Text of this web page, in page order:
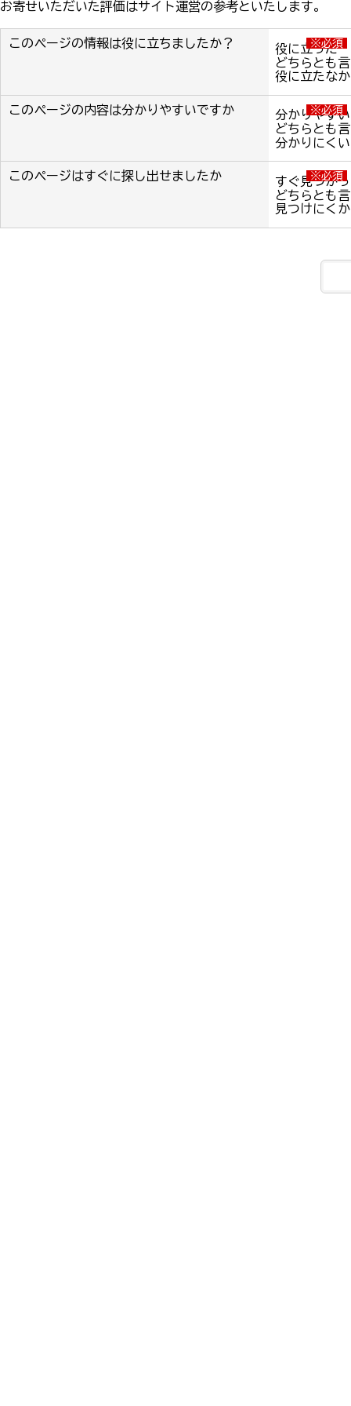
お寄せいただいた評価はサイト運営の参考といたします。
このページの情報は役に立ちましたか？ ※必須
役に立った
どちらとも
役に立たな
このページの内容は分かりやすいですか ※必須
分かりやすい
どちらとも
分かりにくい
このページはすぐに探し出せましたか ※必須
すぐ見つか
どちらとも
見つけにく